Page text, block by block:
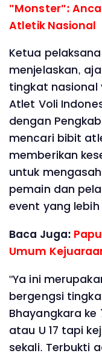
"Monster":
Atletik Nasional
Ketua
menjelaskan,
tingkat nasional
Atlet Voli
dengan
mencari bibit
memberikan
untuk
pemain dan
event yang lebih
Baca Juga:
Umum
"Ya ini
bergengsi
Bhayangkara ke
atau U 17 tapi
sekali. Terbukti